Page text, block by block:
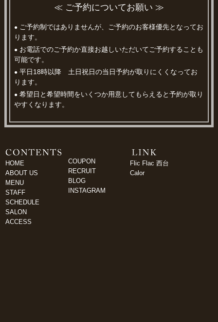
≪ ご予約についてお願い ≫
● ご予約制ではありませんが、ご予約のお客様優先となってお
ります。
● お電話でのご予約か直接お越しいただいてご予約することも
可能です。
● 平日18時以降 土日祝日の当日予約が取りにくくなってお
ります。
● 希望日と希望時間をいくつか用意してもらえると予約が取り
やすくなります。
HOME
ABOUT US
MENU
STAFF
SCHEDULE
SALON
ACCESS
COUPON
RECRUIT
BLOG
INSTAGRAM
Flic Flac 西台
Calor